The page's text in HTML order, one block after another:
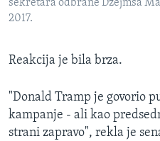
sekretara odbrane Džejmsa
2017.
Reakcija je bila brza.
"Donald Tramp je govorio
kampanje - ali kao
strani zapravo", rekla je